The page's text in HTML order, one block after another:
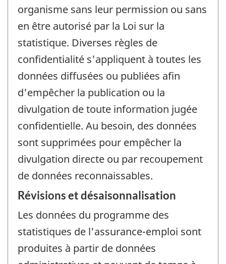
organisme sans leur permission ou sans
en être autorisé par la Loi sur la
statistique. Diverses règles de
confidentialité s'appliquent à toutes les
données diffusées ou publiées afin
d'empêcher la publication ou la
divulgation de toute information jugée
confidentielle. Au besoin, des données
sont supprimées pour empêcher la
divulgation directe ou par recoupement
de données reconnaissables.
Révisions et désaisonnalisation
Les données du programme des
statistiques de l'assurance-emploi sont
produites à partir de données